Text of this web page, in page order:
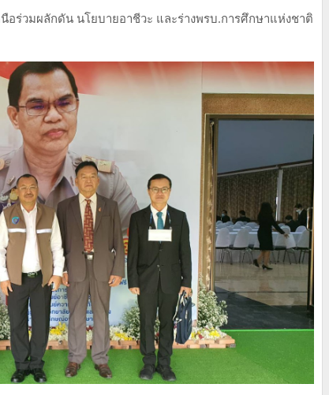
ร่วมผลักดัน นโยบายอาชีวะ และร่างพรบ.การศึกษาแห่งชาติ